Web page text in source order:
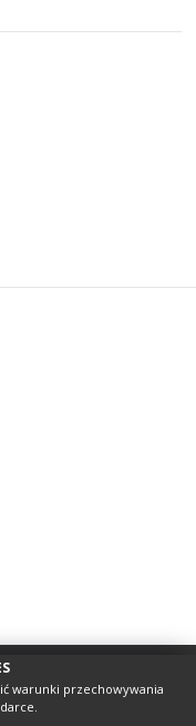
warunki przechowywania